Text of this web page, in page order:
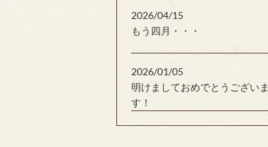
2026/04/15
もう四月・・・
2026/01/05
明けましておめでとうございま
す！